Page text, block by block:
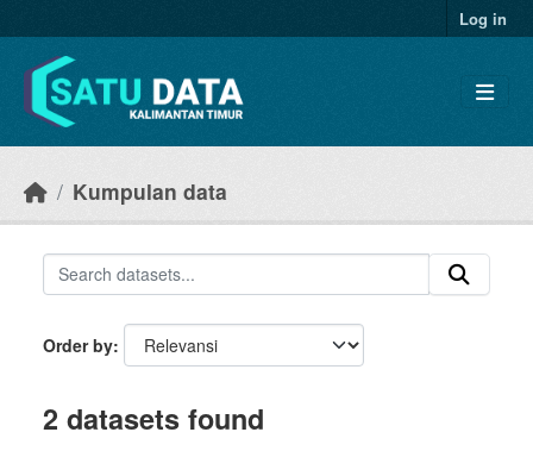
Log in
Kumpulan data
Order by
2 datasets found